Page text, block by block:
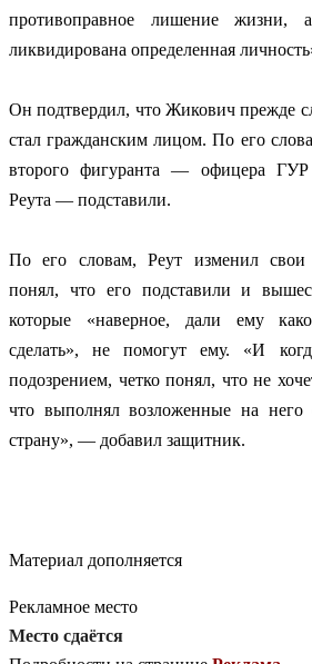
противоправное лишение жизни,
ликвидирована определенная
Он подтвердил, что Жикович прежде
стал гражданским лицом. По его
второго фигуранта — офицера ГУР
Реута — подставили.
По его словам, Реут изменил свои
понял, что его подставили и
которые «наверное, дали ему
сделать», не помогут ему. «И
подозрением, четко понял, что не
что выполнял возложенные на него
страну», — добавил защитник.
Материал дополняется
Рекламное место
Место сдаётся